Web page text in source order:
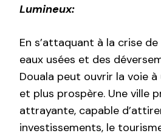
Lumineux:
En s’attaquant à la crise
eaux usées et des
Douala peut ouvrir la voie à
et plus prospère. Une ville
attrayante, capable
investissements, le